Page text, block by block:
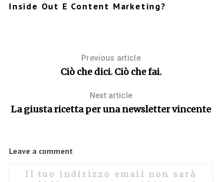
Inside Out E Content Marketing?
Previous article
Ciò che dici. Ciò che fai.
Next article
La giusta ricetta per una newsletter vincente
Leave a comment
Il tuo indirizzo email non sarà